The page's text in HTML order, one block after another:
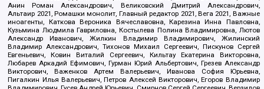
Анин Роман Александрович, Великовский Дмитрий Александрович,
Альтаир 2021, Ромашки монолит, Главный редактор 2021, Вега 2021, Важные
иноагенты, Каткова Вероника Вячеславовна, Карезина Инна Павловна,
Кузьмина Людмила Гавриловна, Костылева Полина Владимировна, Лютов
Александр Иванович, Жилкин Владимир Владимирович, Жилинский
Владимир Александрович, Тихонов Михаил Сергеевич, Пискунов Сергей
Евгеньевич, Ковин Виталий Сергеевич, Кильтау Екатерина Викторовна,
Любарев Аркадий Ефимович, Гурман Юрий Альбертович, Грезев Александр
Викторович, Важенков Артем Валерьевич, Иванова София Юрьевна,
Пигалкин Илья Валерьевич, Петров Алексей Викторович, Егоров Владимир